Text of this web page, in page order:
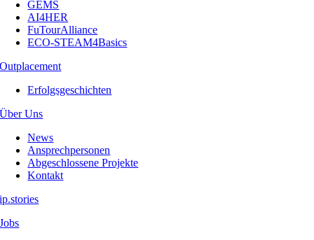
GEMS
AI4HER
FuTourAlliance
ECO-STEAM4Basics
Outplacement
Erfolgsgeschichten
Über Uns
News
Ansprechpersonen
Abgeschlossene Projekte
Kontakt
ip.stories
Jobs